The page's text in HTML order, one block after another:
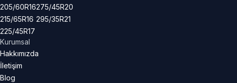
205/60R16
215/65R16
225/45R17
275/45R20
295/35R21
Kurumsal
Hakkımızda
İletişim
Blog